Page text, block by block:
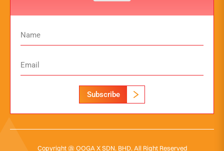
Subscribe
Copyright @ OOGA X SDN. BHD. All Right Reserved